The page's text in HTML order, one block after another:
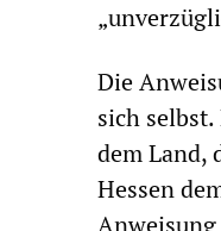
Die
sich
dem Land,
Hessen
Anweisung